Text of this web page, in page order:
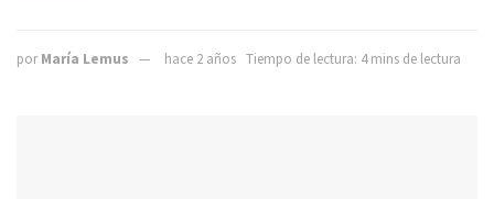
por María Lemus hace 2 años Tiempo de lectura: 4 mins de lectura